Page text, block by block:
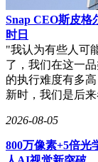
Snap CEO斯皮格
时日
"我认为有些人可
了，我们在这一
的执行难度有多
新时，我们是后
2026-08-05
800万像素+5倍光